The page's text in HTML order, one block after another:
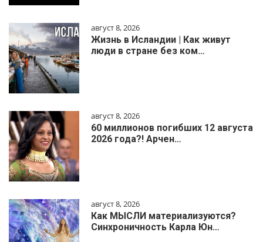
август 8, 2026
Жизнь в Исландии | Как живут
люди в стране без ком…
август 8, 2026
60 миллионов погибших 12 августа
2026 года?! Арчен…
август 8, 2026
Как МЫСЛИ материализуются?
Синхроничность Карла Юн…